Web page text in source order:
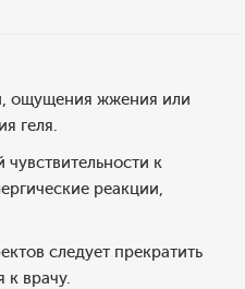
ощущения жжения или
геля.
к
реакции,
следует прекратить
к врачу.